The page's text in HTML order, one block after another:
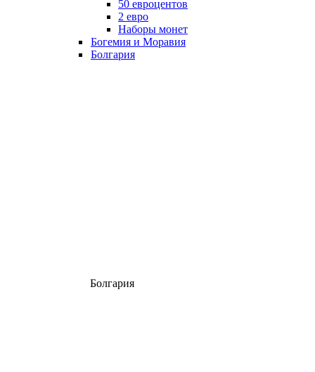
50 евроцентов
2 евро
Наборы монет
Богемия и Моравия
Болгария
Болгария